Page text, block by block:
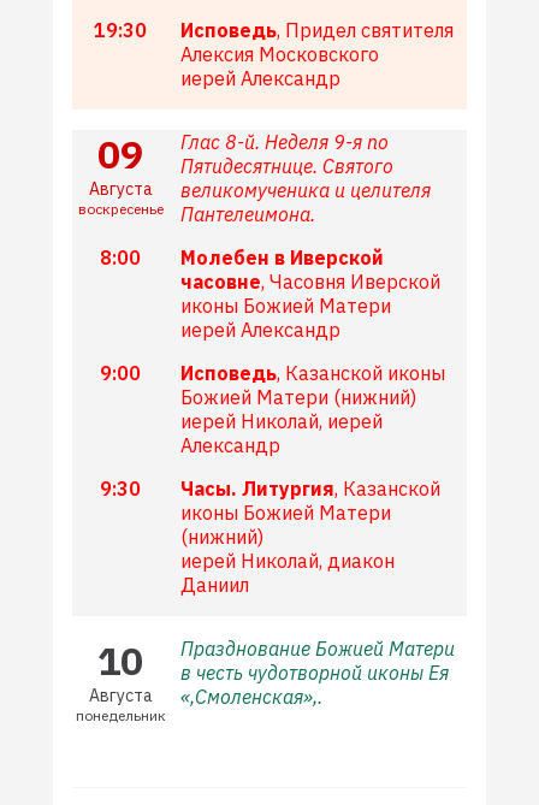
19:30
Исповедь, Придел святителя
Алексия Московского
иерей Александр
09
Августа
воскресенье
Глас 8-й. Неделя 9-я по
Пятидесятнице. Святого
великомученика и целителя
Пантелеимона.
8:00
Молебен в Иверской
часовне, Часовня Иверской
иконы Божией Матери
иерей Александр
9:00
Исповедь, Казанской иконы
Божией Матери (нижний)
иерей Николай, иерей
Александр
9:30
Часы. Литургия, Казанской
иконы Божией Матери
(нижний)
иерей Николай, диакон
Даниил
10
Августа
понедельник
Празднование Божией Матери
в честь чудотворной иконы Ея
«,Смоленская»,.